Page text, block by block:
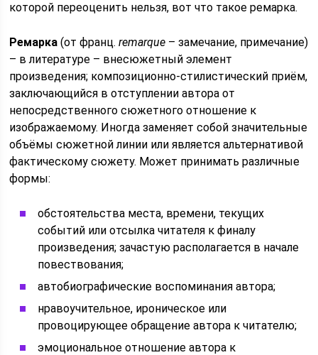
которой переоценить нельзя, вот что такое ремарка.
Ремарка (от франц.remarque – замечание, примечание)
– в литературе – внесюжетный элемент
произведения; композиционно-стилистический приём,
заключающийся в отступлении автора от
непосредственного сюжетного отношение к
изображаемому. Иногда заменяет собой значительные
объёмы сюжетной линии или является альтернативой
фактическому сюжету. Может принимать различные
формы:
обстоятельства места, времени, текущих
событий или отсылка читателя к финалу
произведения; зачастую располагается в начале
повествования;
автобиографические воспоминания автора;
нравоучительное, ироническое или
провоцирующее обращение автора к читателю;
эмоциональное отношение автора к